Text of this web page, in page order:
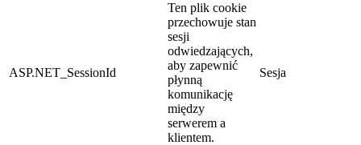
ASP.NET_SessionId
Ten plik cookie
przechowuje stan
sesji
odwiedzających,
aby zapewnić
płynną
komunikację
między
serwerem a
klientem.
Sesja